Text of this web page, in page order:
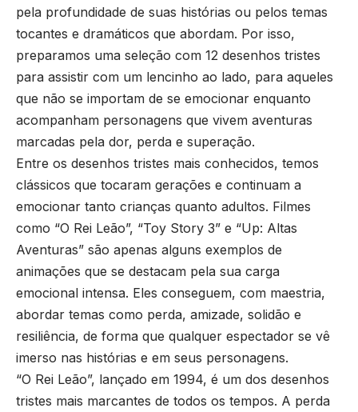
pela profundidade de suas histórias ou pelos temas
tocantes e dramáticos que abordam. Por isso,
preparamos uma seleção com 12 desenhos tristes
para assistir com um lencinho ao lado, para aqueles
que não se importam de se emocionar enquanto
acompanham personagens que vivem aventuras
marcadas pela dor, perda e superação.
Entre os desenhos tristes mais conhecidos, temos
clássicos que tocaram gerações e continuam a
emocionar tanto crianças quanto adultos. Filmes
como “O Rei Leão”, “Toy Story 3” e “Up: Altas
Aventuras” são apenas alguns exemplos de
animações que se destacam pela sua carga
emocional intensa. Eles conseguem, com maestria,
abordar temas como perda, amizade, solidão e
resiliência, de forma que qualquer espectador se vê
imerso nas histórias e em seus personagens.
“O Rei Leão”, lançado em 1994, é um dos desenhos
tristes mais marcantes de todos os tempos. A perda